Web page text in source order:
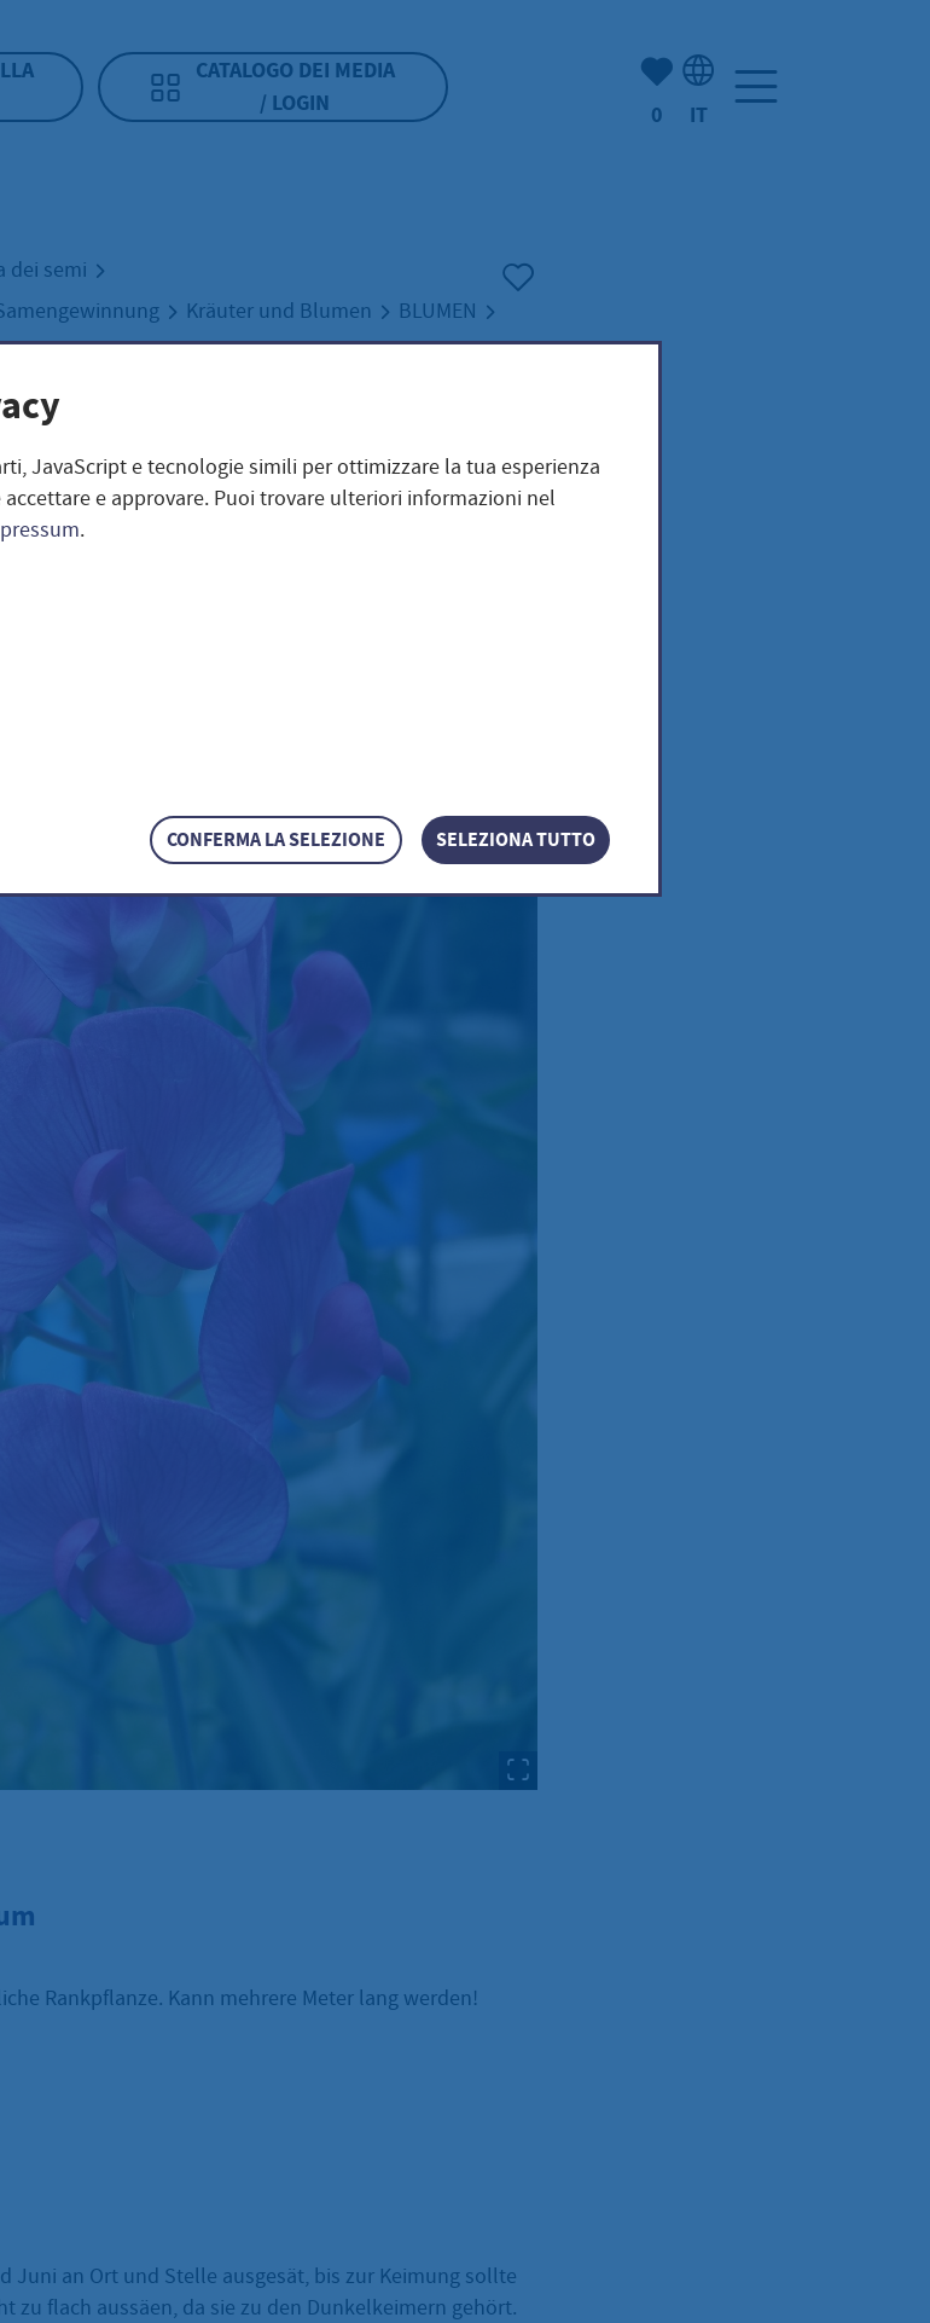
CATALOGO DEI MEDIA
/ LOGIN
(Mio) Hofheim:
0 IT
dei semi
Kräuter und Blumen BLUMEN
/ Vicia sepium
sepium
Rankpflanze. Kann mehrere Meter lang werden!
Juni an Ort und Stelle ausgesät, bis zur Keimung sollte
zu flach aussäen, da sie zu den Dunkelkeimern gehört.
JavaScript e tecnologie simili per ottimizzare la tua esperienza
e approvare. Puoi trovare ulteriori informazioni nel
.
CONFERMA LA SELEZIONE SELEZIONA TUTTO